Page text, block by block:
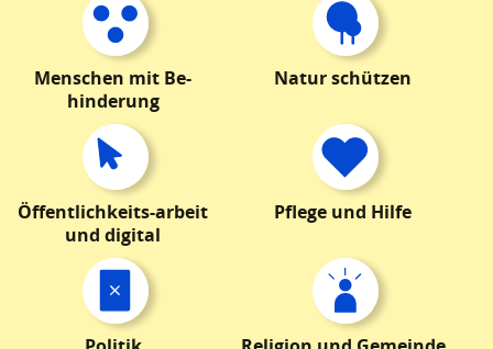
Menschen mit Be-
hinderung
Natur schützen
Öffentlichkeits-arbeit
und digital
Pflege und Hilfe